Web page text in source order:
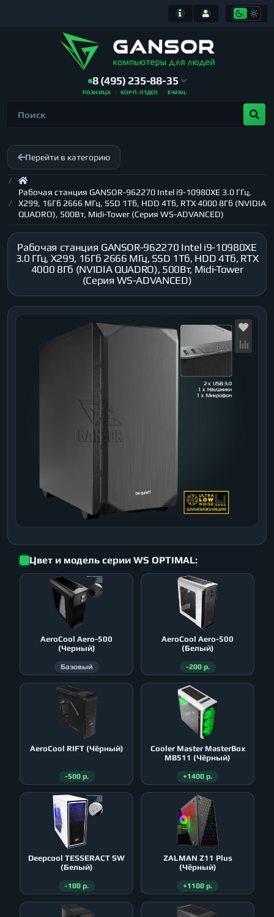
8 (495) 235-88-35
РОЗНИЦА КОРП. ОТДЕЛ E-MAIL
Перейти в категорию
Рабочая станция GANSOR-962270 Intel i9-10980XE 3.0 ГГц,
X299, 16Гб 2666 МГц, SSD 1Тб, HDD 4Тб, RTX 4000 8Гб (NVIDIA
QUADRO), 500Вт, Midi-Tower (Серия WS-ADVANCED)
Рабочая станция GANSOR-962270 Intel i9-10980XE
3.0 ГГц, X299, 16Гб 2666 МГц, SSD 1Тб, HDD 4Тб, RTX
4000 8Гб (NVIDIA QUADRO), 500Вт, Midi-Tower
(Серия WS-ADVANCED)
Цвет и модель серии WS OPTIMAL:
AeroСool Aero-500
(Черный)
Базовый
AeroСool Aero-500
(Белый)
-200 р.
AeroСool RIFT (Чёрный)
-500 р.
Cooler Master MasterBox
MB511 (Чёрный)
+1400 р.
Deepcool TESSERACT SW
(Белый)
-100 р.
ZALMAN Z11 Plus
(Чёрный)
+1100 р.